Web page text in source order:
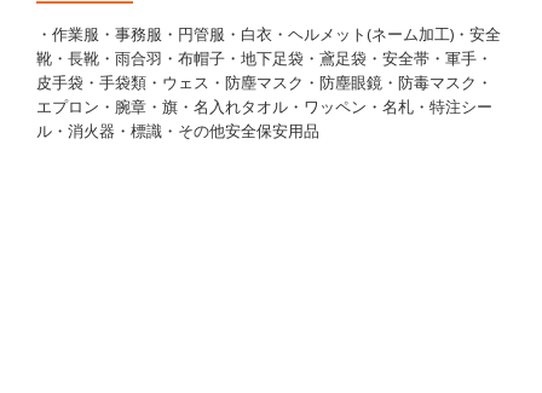
・作業服・事務服・円管服・白衣・ヘルメット(ネーム加工)・安全
靴・長靴・雨合羽・布帽子・地下足袋・鳶足袋・安全帯・軍手・
皮手袋・手袋類・ウェス・防塵マスク・防塵眼鏡・防毒マスク・
エプロン・腕章・旗・名入れタオル・ワッペン・名札・特注シー
ル・消火器・標識・その他安全保安用品